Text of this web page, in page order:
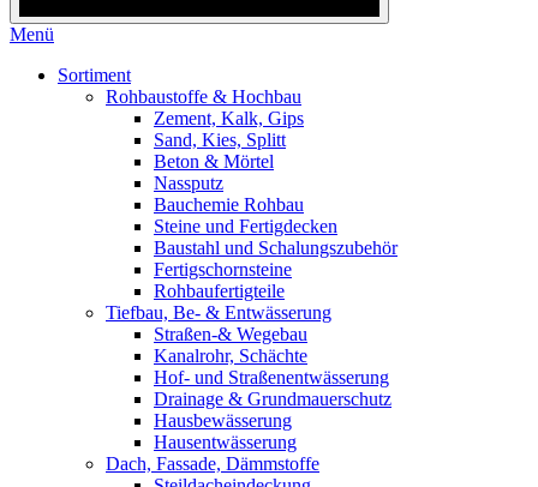
Menü
Sortiment
Rohbaustoffe & Hochbau
Zement, Kalk, Gips
Sand, Kies, Splitt
Beton & Mörtel
Nassputz
Bauchemie Rohbau
Steine und Fertigdecken
Baustahl und Schalungszubehör
Fertigschornsteine
Rohbaufertigteile
Tiefbau, Be- & Entwässerung
Straßen-& Wegebau
Kanalrohr, Schächte
Hof- und Straßenentwässerung
Drainage & Grundmauerschutz
Hausbewässerung
Hausentwässerung
Dach, Fassade, Dämmstoffe